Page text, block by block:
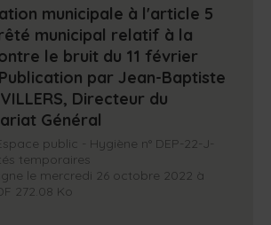
municipale à l'article 5
municipal relatif à la
le bruit du 11 février
par Jean-Baptiste
Directeur du
Général
public - Hygiène n° DEP-22-J-
temporaires
le mercredi 26 octobre 2022 à
272.08 Ko